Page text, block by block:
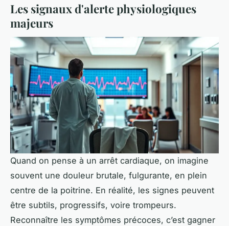
Les signaux d'alerte physiologiques
majeurs
Quand on pense à un arrêt cardiaque, on imagine
souvent une douleur brutale, fulgurante, en plein
centre de la poitrine. En réalité, les signes peuvent
être subtils, progressifs, voire trompeurs.
Reconnaître les symptômes précoces, c’est gagner